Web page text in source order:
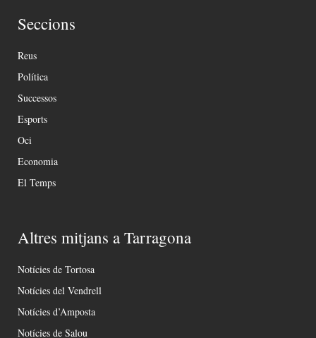
Seccions
Reus
Política
Successos
Esports
Oci
Economia
El Temps
Altres mitjans a Tarragona
Notícies de Tortosa
Notícies del Vendrell
Notícies d’Amposta
Notícies de Salou